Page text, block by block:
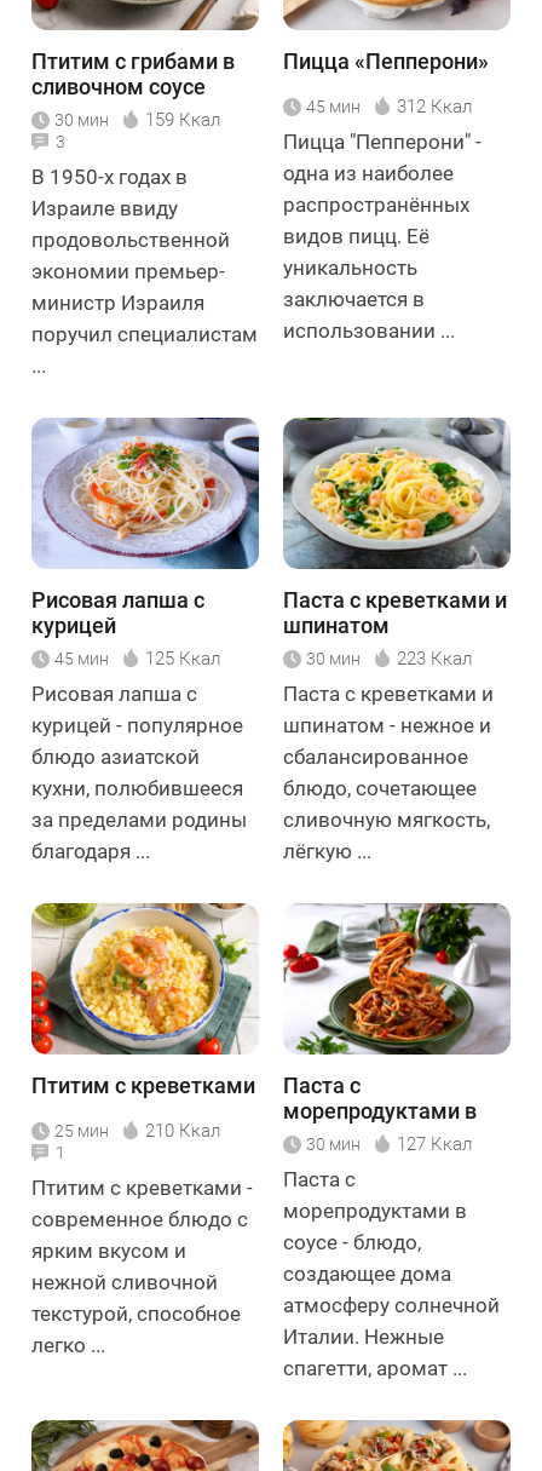
Птитим с грибами в
сливочном соусе
30 мин 159 Ккал
3
В 1950-х годах в
Израиле ввиду
продовольственной
экономии премьер-
министр Израиля
поручил специалистам
...
Пицца «Пепперони»
45 мин 312 Ккал
Пицца "Пепперони" -
одна из наиболее
распространённых
видов пицц. Её
уникальность
заключается в
использовании ...
Рисовая лапша с
курицей
45 мин 125 Ккал
Рисовая лапша с
курицей - популярное
блюдо азиатской
кухни, полюбившееся
за пределами родины
благодаря ...
Паста с креветками и
шпинатом
30 мин 223 Ккал
Паста с креветками и
шпинатом - нежное и
сбалансированное
блюдо, сочетающее
сливочную мягкость,
лёгкую ...
Птитим с креветками
25 мин 210 Ккал
1
Птитим с креветками -
современное блюдо с
ярким вкусом и
нежной сливочной
текстурой, способное
легко ...
Паста с
морепродуктами в
соусе
30 мин 127 Ккал
Паста с
морепродуктами в
соусе - блюдо,
создающее дома
атмосферу солнечной
Италии. Нежные
спагетти, аромат ...